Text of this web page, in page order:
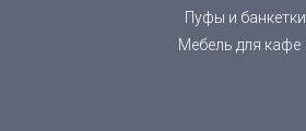
Пуфы и банкетки
Мебель для кафе